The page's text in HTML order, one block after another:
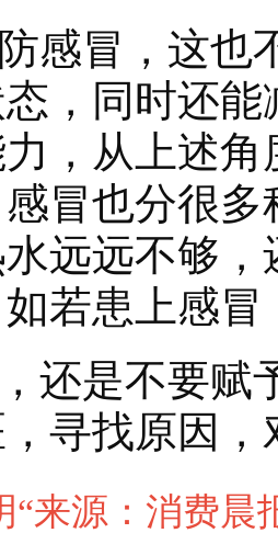
感冒，这也
，同时还
，从上述
冒也分很
远远不够
若患上感
还是不要赋
寻找原因，
“来源：消费